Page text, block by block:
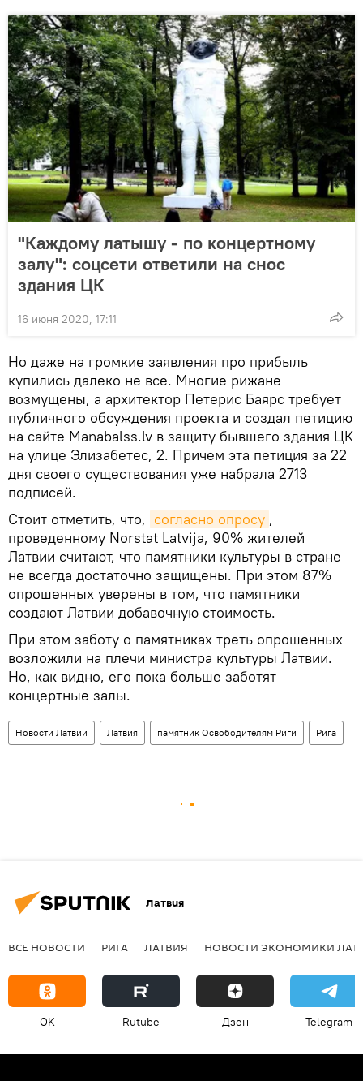
"Каждому латышу - по концертному
залу": соцсети ответили на снос
здания ЦК
16 июня 2020, 17:11
Но даже на громкие заявления про прибыль
купились далеко не все. Многие рижане
возмущены, а архитектор Петерис Баярс требует
публичного обсуждения проекта и создал петицию
на сайте Manabalss.lv в защиту бывшего здания ЦК
на улице Элизабетес, 2. Причем эта петиция за 22
дня своего существования уже набрала 2713
подписей.
Стоит отметить, что, согласно опросу ,
проведенному Norstat Latvija, 90% жителей
Латвии считают, что памятники культуры в стране
не всегда достаточно защищены. При этом 87%
опрошенных уверены в том, что памятники
создают Латвии добавочную стоимость.
При этом заботу о памятниках треть опрошенных
возложили на плечи министра культуры Латвии.
Но, как видно, его пока больше заботят
концертные залы.
Новости Латвии Латвия памятник Освободителям Риги Рига
Латвия
ВСЕ НОВОСТИ РИГА ЛАТВИЯ НОВОСТИ ЭКОНОМИКИ
OK Rutube Дзен Telegram